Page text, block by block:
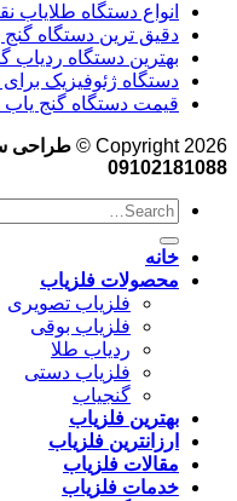
انواع دستگاه طلایاب
دقیق ترین دستگاه گنج
بهترین دستگاه ردیاب
دستگاه ژئوفیزیک برای
قیمت دستگاه گنج یاب
Copyright 2026 ©
طراحی
09102181088
خانه
محصولات فلزیاب
فلزیاب تصویری
فلزیاب بوقی
ردیاب طلا
فلزیاب دستی
گنجیاب
بهترین فلزیاب
ارزانترین فلزیاب
مقالات فلزیاب
خدمات فلزیاب